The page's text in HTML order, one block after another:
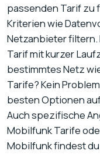
passenden Tarif zu
Kriterien wie
Netzanbieter filtern.
Tarif mit kurzer
bestimmtes Netz
Tarife? Kein
besten Optionen
Auch spezifische
Mobilfunk Tarife
Mobilfunk findest du